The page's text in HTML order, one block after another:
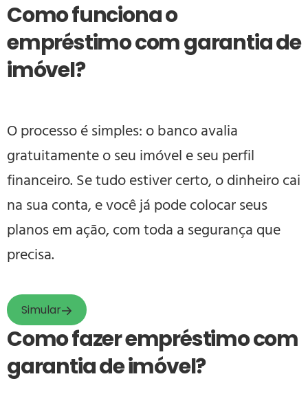
Como funciona o
empréstimo com garantia de
imóvel?
O processo é simples: o banco avalia
gratuitamente o seu imóvel e seu perfil
financeiro. Se tudo estiver certo, o dinheiro cai
na sua conta, e você já pode colocar seus
planos em ação, com toda a segurança que
precisa.
Simular
Como fazer empréstimo com
garantia de imóvel?